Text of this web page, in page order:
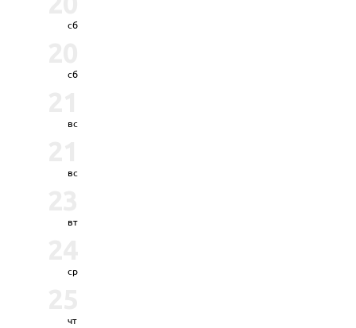
сб
сб
вс
вс
вт
ср
чт